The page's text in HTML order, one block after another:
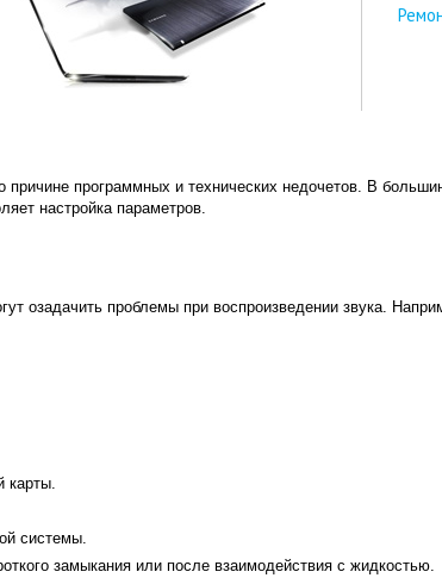
программных и технических недочетов. В
настройка параметров.
озадачить проблемы при воспроизведении звука.
карты.
системы.
замыкания или после взаимодействия с жидкостью.